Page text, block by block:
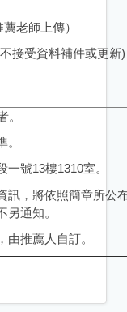
老師上傳）
接受資料補件或更新)
。
號13樓1310室。
訊，將依照簡章所公
通知。
由推薦人自訂。